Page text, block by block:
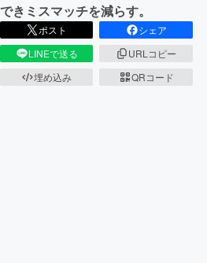
できミスマッチを減らす。
ポスト
シェア
LINEで送る
URLコピー
埋め込み
QRコード